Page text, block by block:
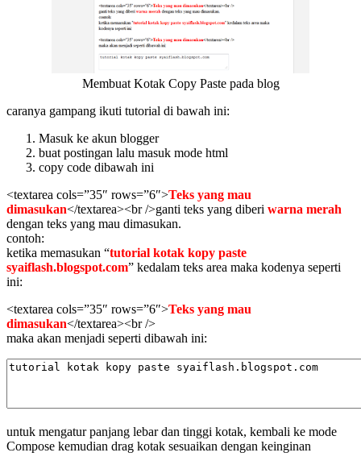
Membuat Kotak Copy Paste pada blog
caranya gampang ikuti tutorial di bawah ini:
Masuk ke akun blogger
buat postingan lalu masuk mode html
copy code dibawah ini
<textarea cols=”35″ rows=”6″>Teks yang mau
dimasukan</textarea><br />ganti teks yang diberi warna merah
dengan teks yang mau dimasukan.
contoh:
ketika memasukan “tutorial kotak kopy paste
syaiflash.blogspot.com” kedalam teks area maka kodenya seperti
ini:
<textarea cols=”35″ rows=”6″>Teks yang mau
dimasukan</textarea><br />
maka akan menjadi seperti dibawah ini:
untuk mengatur panjang lebar dan tinggi kotak, kembali ke mode
Compose kemudian drag kotak sesuaikan dengan keinginan